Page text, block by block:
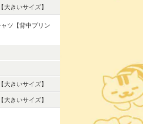
大きいサイズ】
ツ【背中プリン
大きいサイズ】
大きいサイズ】